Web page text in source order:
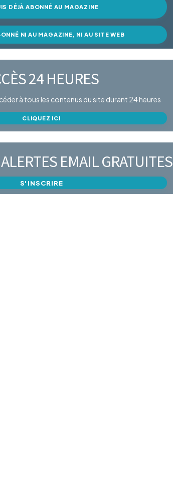
DÉJÀ ABONNÉ AU MAGAZINE
NI AU MAGAZINE, NI AU SITE WEB
24 HEURES
à tous les contenus du site durant 24 heures
CLIQUEZ ICI
EMAIL GRATUITES
S'INSCRIRE